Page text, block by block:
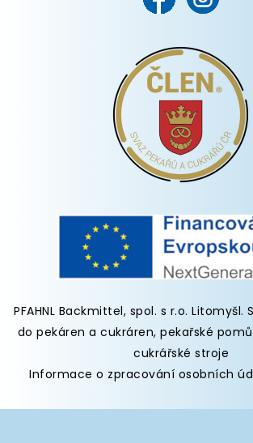
PFAHNL Backmittel, spol. s r.o. Litomyšl.
do pekáren a cukráren,pekařské
cukrářské stroje
Informace o zpracování osobních